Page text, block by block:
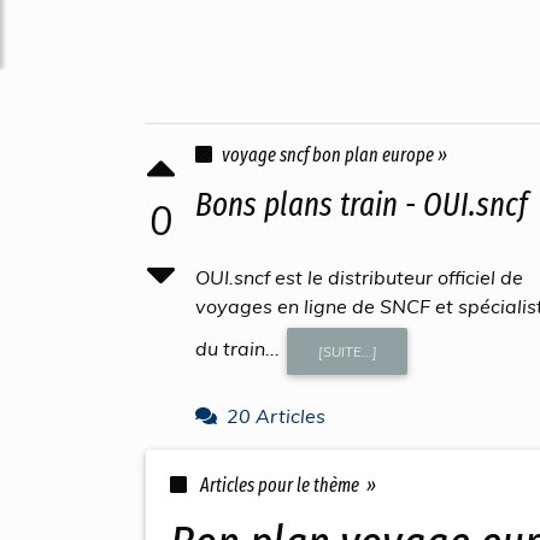
0
voyage sncf bon plan europe »
Bons plans train - OUI.sncf
OUI.sncf est le distributeur officiel de
voyages en ligne de SNCF et
du train...
[SUITE...]
20 Articles
Articles pour le thème »